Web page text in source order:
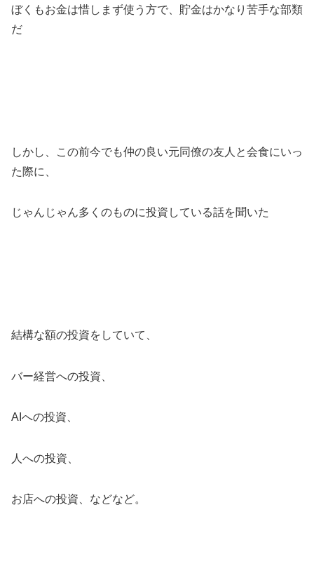
ぼくもお金は惜しまず使う方で、貯金はかなり苦手な部類
だ
しかし、この前今でも仲の良い元同僚の友人と会食にいっ
た際に、
じゃんじゃん多くのものに投資している話を聞いた
結構な額の投資をしていて、
バー経営への投資、
AIへの投資、
人への投資、
お店への投資、などなど。